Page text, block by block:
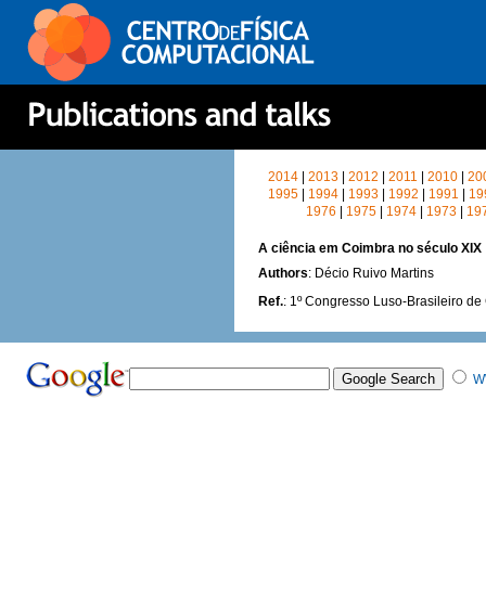
2014 |2013 |2012 |2011 |2010 |
1995| 1994| 1993| 1992 1991
1976
1975 1974 1973
A ciência em Coimbra no século XIX
Authors: Décio Ruivo Martins
Ref.: 1º Congresso Luso-Brasileiro